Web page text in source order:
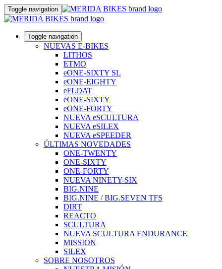
Toggle navigation
Toggle navigation
NUEVAS E-BIKES
LITHOS
ETMO
eONE-SIXTY SL
eONE-EIGHTY
eFLOAT
eONE-SIXTY
eONE-FORTY
NUEVA eSCULTURA
NUEVA eSILEX
NUEVA eSPEEDER
ÚLTIMAS NOVEDADES
ONE-TWENTY
ONE-SIXTY
ONE-FORTY
NUEVA NINETY-SIX
BIG.NINE
BIG.NINE / BIG.SEVEN TFS
DIRT
REACTO
SCULTURA
NUEVA SCULTURA ENDURANCE
MISSION
SILEX
SOBRE NOSOTROS